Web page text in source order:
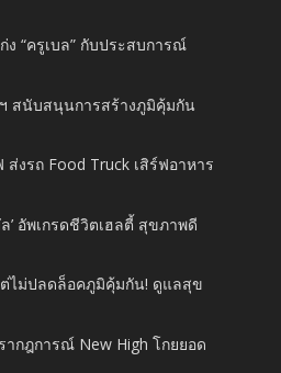
ง “ครูเบล” กับประสบการณ์
สนับสนุนการสร้างภูมิคุ้มกัน
ส่งรถ Food Truck เสิร์ฟอาหาร
’ อัพเกรดชีวิตเฮลตี้ สุขภาพดี
ไม่ปลดล็อคภูมิคุ้มกัน! ดูแลสุข
รากฎการณ์ New High โกยยอด